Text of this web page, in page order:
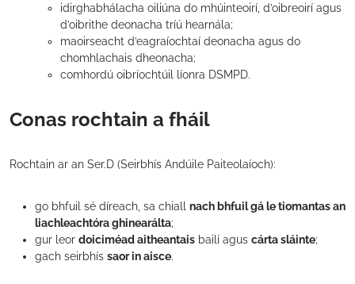
idirghabhálacha oiliúna do mhúinteoirí, d’oibreoirí agus
d’oibrithe deonacha tríú hearnála;
maoirseacht d’eagraíochtaí deonacha agus do
chomhlachais dheonacha;
comhordú oibríochtúil líonra DSMPD.
Conas rochtain a fháil
Rochtain ar an Ser.D (Seirbhís Andúile Paiteolaíoch):
go bhfuil sé díreach, sa chiall nach bhfuil gá le tiomantas an
liachleachtóra ghinearálta;
gur leor doiciméad aitheantais bailí agus cárta sláinte;
gach seirbhís saor in aisce.